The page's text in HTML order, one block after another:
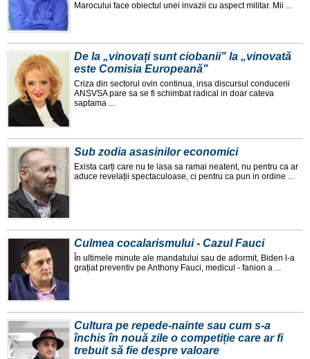
Marocului face obiectul unei invazii cu aspect militar. Mii ...
De la „vinovați sunt ciobanii" la „vinovată
este Comisia Europeană"
Criza din sectorul ovin continua, insa discursul conducerii
ANSVSA pare sa se fi schimbat radical in doar cateva
saptama ...
Sub zodia asasinilor economici
Exista carți care nu te lasa sa ramai neatent, nu pentru ca ar
aduce revelații spectaculoase, ci pentru ca pun in ordine ...
Culmea cocalarismului - Cazul Fauci
În ultimele minute ale mandatului sau de adormit, Biden l-a
grațiat preventiv pe Anthony Fauci, medicul - fanion a ...
Cultura pe repede-nainte sau cum s-a
închis în nouă zile o competiție care ar fi
trebuit să fie despre valoare